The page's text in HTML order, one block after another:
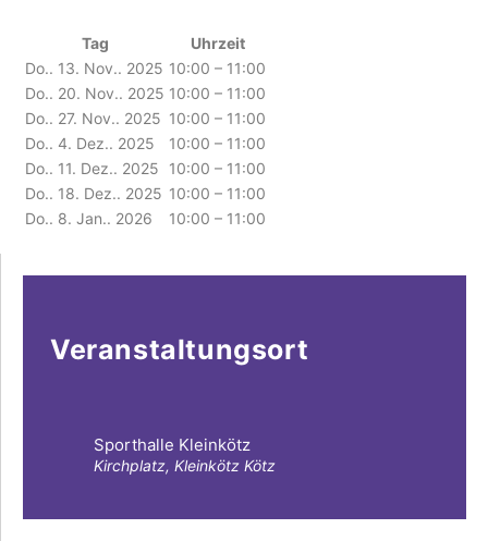
Tag
Uhrzeit
Do.. 13. Nov.. 2025 10:00 – 11:00
Do.. 20. Nov.. 2025 10:00 – 11:00
Do.. 27. Nov.. 2025 10:00 – 11:00
Do.. 4. Dez.. 2025
10:00 – 11:00
Do.. 11. Dez.. 2025
10:00 – 11:00
Do.. 18. Dez.. 2025 10:00 – 11:00
Do.. 8. Jan.. 2026
10:00 – 11:00
Veranstaltungsort
Sporthalle Kleinkötz
Kirchplatz, Kleinkötz Kötz